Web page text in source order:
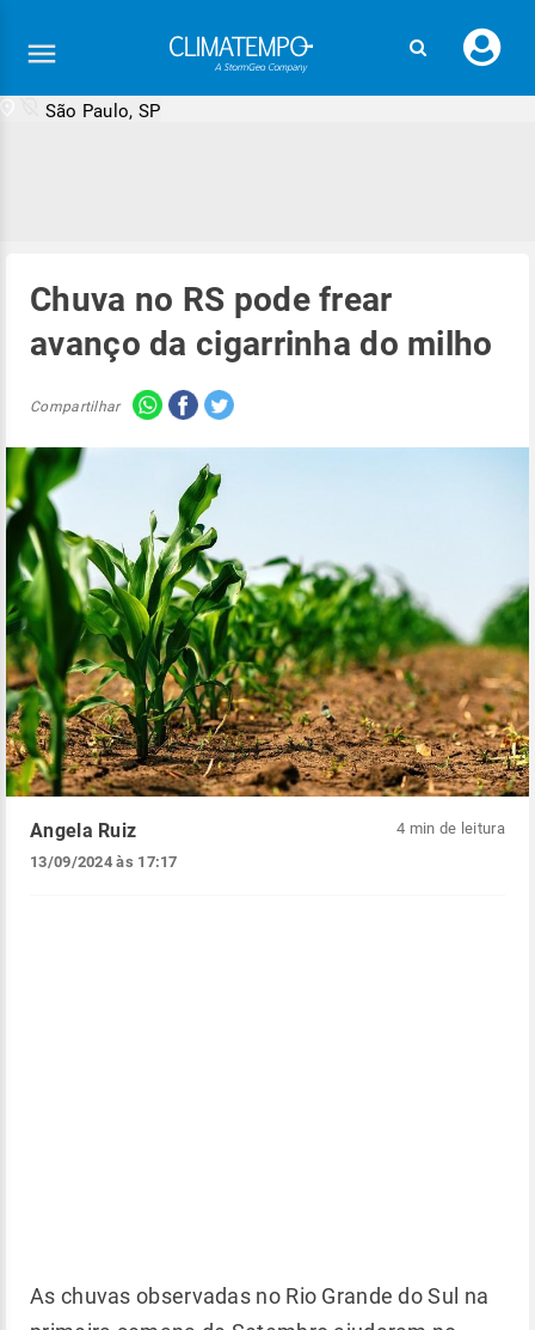
seu
São Paulo, SP
Chuva no RS pode frear
avanço da cigarrinha do milho
Compartilhar
Angela Ruiz
13/09/2024 às 17:17
4 min de leitura
As chuvas observadas no Rio Grande do Sul na